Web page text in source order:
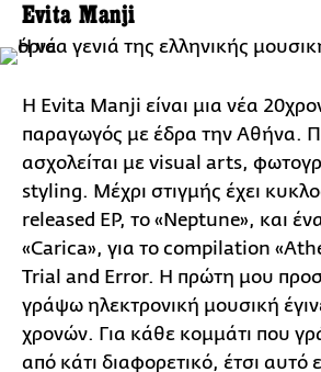
Evita Manji
Η Evita Manji είναι μια νέα
παραγωγός με έδρα την Αθήνα.
ασχολείται με visual arts,
styling. Μέχρι στιγμής έχει
released EP, το «Neptune», και
«Carica», για το compilation
Trial and Error. Η πρώτη μου
γράψω ηλεκτρονική μουσική
χρονών. Για κάθε κομμάτι που
από κάτι διαφορετικό, έτσι αυτό